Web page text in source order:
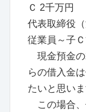
Ｃ 2千万円
代表取締役
従業員～子
現金預金の
らの借入金
たいと思いま
この場合、